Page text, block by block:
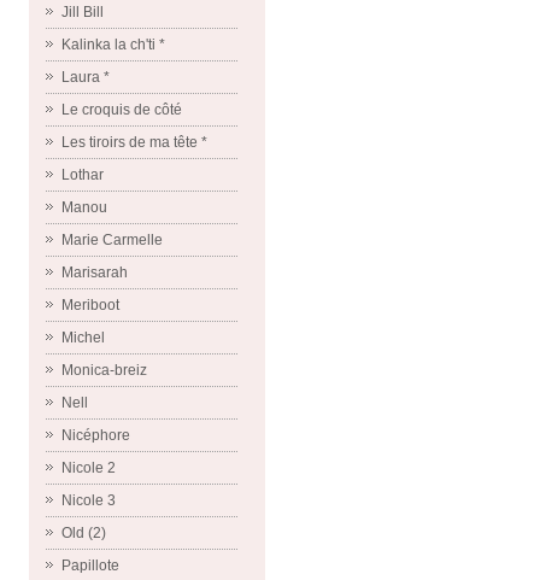
Jill Bill
Kalinka la ch'ti *
Laura *
Le croquis de côté
Les tiroirs de ma tête *
Lothar
Manou
Marie Carmelle
Marisarah
Meriboot
Michel
Monica-breiz
Nell
Nicéphore
Nicole 2
Nicole 3
Old (2)
Papillote